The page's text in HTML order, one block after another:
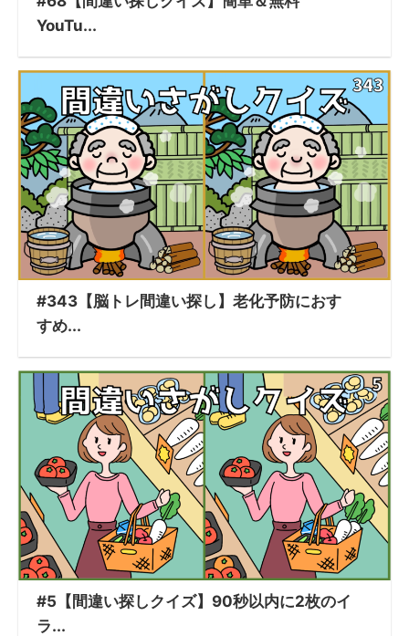
YouTu...
#343【脳トレ間違い探し】老化予防におす
すめ...
#5【間違い探しクイズ】90秒以内に2枚のイ
ラ...